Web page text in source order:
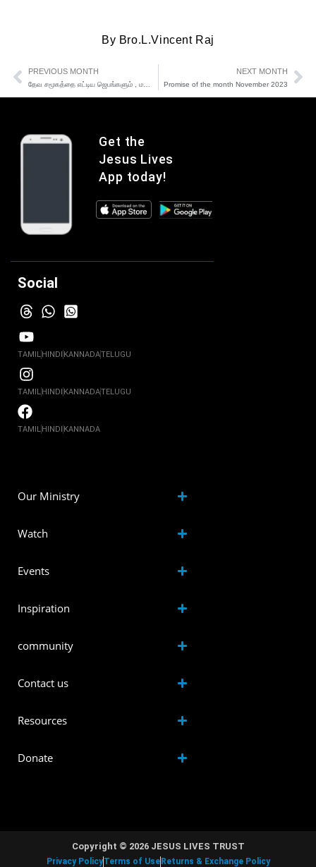
By Bro.L.Vincent Raj
PREVIOUS MONTH NEXT MONTH
Promise of the month November 2023
Get the
Jesus Lives
App today!
Social
TAMIL HINDI KANNADATELUGU
TAMIL HINDI KANNADATELUGU
TAMIL HINDI KANNADA
Our Ministry
Watch
Events
Inspiration
community
Contact us
Resources
Donate
Copyright © 2026 JESUS LIVES TRUST
Privacy PolicyTerms of Use Returns & Exchange Policy